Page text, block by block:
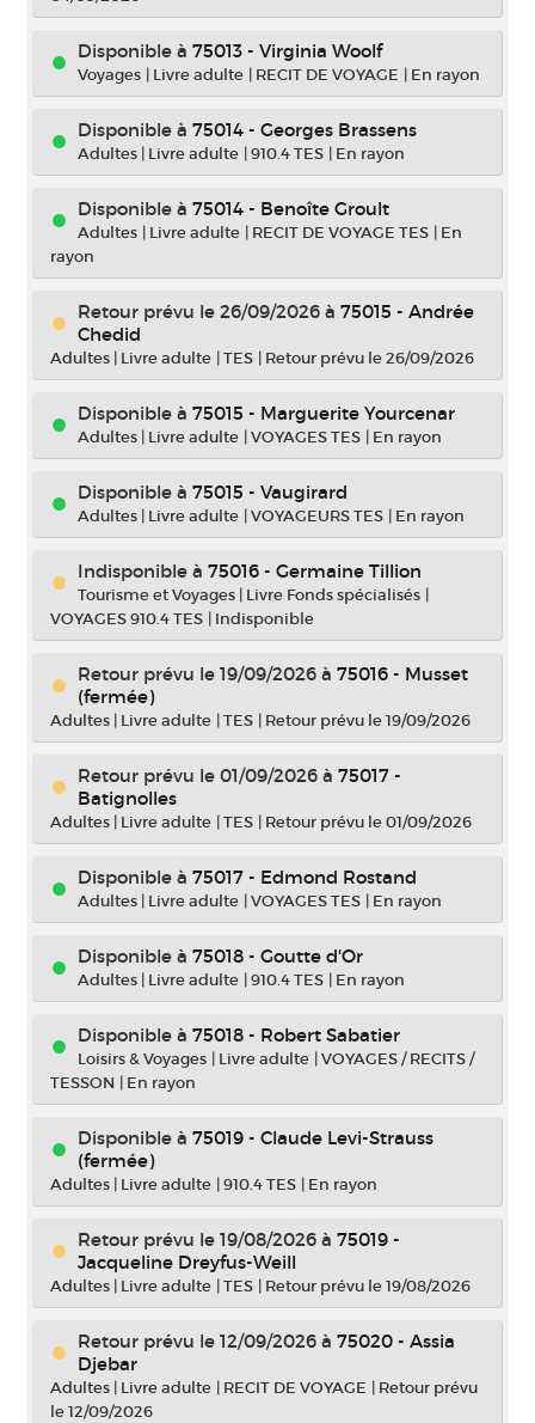
Disponible à 75013 - Virginia Woolf
Voyages | Livre adulte | RECIT DE VOYAGE | En rayon
Disponible à 75014 - Georges Brassens
Adultes | Livre adulte |910.4 TES | En rayon
Disponible à 75014 - Benoîte Groult
Adultes | Livre adulte | RECIT DE VOYAGE TES | En
rayon
Retour prévu le 26/09/2026 à 75015 - Andrée
Chedid
Adultes | Livre adulte |TES | Retour prévu le 26/09/2026
Disponible à 75015 - Marguerite Yourcenar
Adultes | Livre adulte |VOYAGES TES | En rayon
Disponible à 75015 - Vaugirard
Adultes | Livre adulte |VOYAGEURS TES | En rayon
Indisponible à 75016 - Germaine Tillion
Tourisme et Voyages | Livre Fonds spécialisés |
VOYAGES 910.4 TES | Indisponible
Retour prévu le 19/09/2026 à 75016 - Musset
(fermée)
Adultes | Livre adulte |TES | Retour prévu le 19/09/2026
Retour prévu le 01/09/2026 à 75017 -
Batignolles
Adultes | Livre adulte |TES | Retour prévu le 01/09/2026
Disponible à 75017 - Edmond Rostand
Adultes | Livre adulte |VOYAGES TES | En rayon
Disponible à 75018 - Goutte d'Or
Adultes | Livre adulte |910.4 TES | En rayon
Disponible à 75018 - Robert Sabatier
Loisirs & Voyages | Livre adulte |VOYAGES / RECITS /
TESSON | En rayon
Disponible à 75019 - Claude Levi-Strauss
(fermée)
Adultes | Livre adulte |910.4 TES | En rayon
Retour prévu le 19/08/2026 à 75019 -
Jacqueline Dreyfus-Weill
Adultes | Livre adulte |TES | Retour prévu le 19/08/2026
Retour prévu le 12/09/2026 à 75020 - Assia
Djebar
Adultes | Livre adulte | RECIT DE VOYAGE | Retour prévu
le 12/09/2026